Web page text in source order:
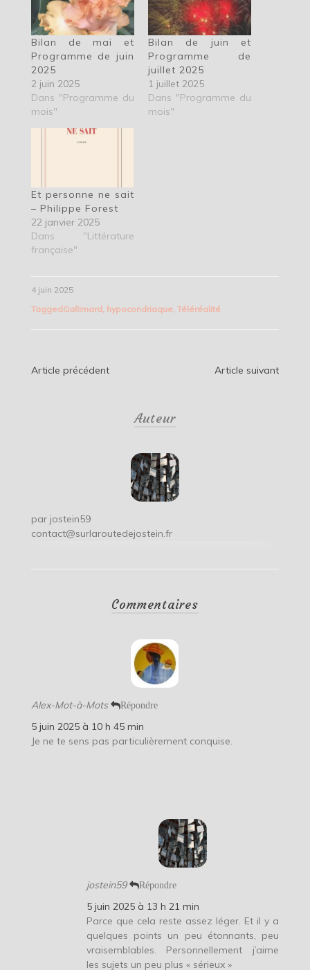
Bilan de mai et
Programme de juin
2025
2 juin 2025
Dans "Programme du
mois"
Bilan de juin et
Programme de
juillet 2025
1 juillet 2025
Dans "Programme du
mois"
Et personne ne sait
– Philippe Forest
22 janvier 2025
Dans "Littérature
française"
4 juin 2025
TaggedGallimard, hypocondriaque, Téléréalité
Navigation
Article précédent Article suivant
Auteur
par jostein59
contact@surlaroutedejostein.fr
Commentaires
Alex-Mot-à-Mots Répondre
5 juin 2025 à 10 h 45 min
Je ne te sens pas particulièrement conquise.
jostein59 Répondre
5 juin 2025 à 13 h 21 min
Parce que cela reste assez léger. Et il y a
quelques points un peu étonnants, peu
vraisemblables. Personnellement j’aime
les sujets un peu plus « sérieux »